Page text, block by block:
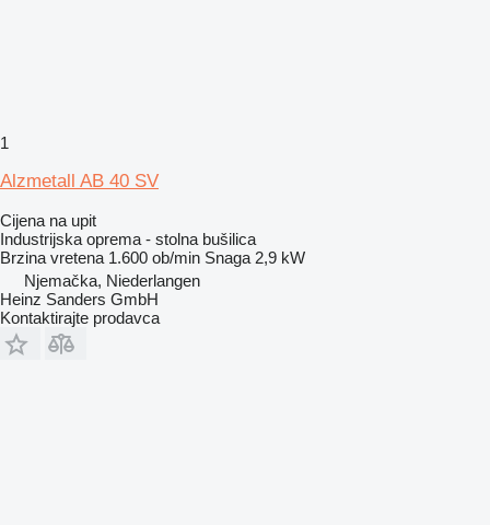
1
Alzmetall AB 40 SV
Cijena na upit
Industrijska oprema - stolna bušilica
Brzina vretena 1.600 ob/min Snaga 2,9 kW
Njemačka, Niederlangen
Heinz Sanders GmbH
Kontaktirajte prodavca